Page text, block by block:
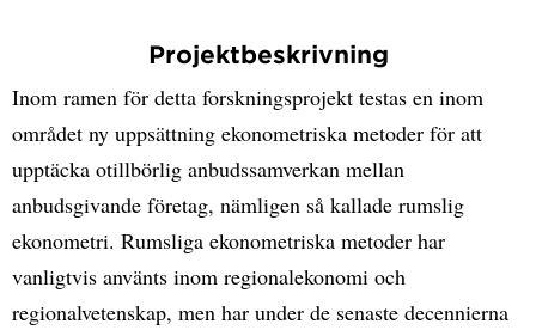
Projektbeskrivning
Inom ramen för detta forskningsprojekt testas en inom
området ny uppsättning ekonometriska metoder för att
upptäcka otillbörlig anbudssamverkan mellan
anbudsgivande företag, nämligen så kallade rumslig
ekonometri. Rumsliga ekonometriska metoder har
vanligtvis använts inom regionalekonomi och
regionalvetenskap, men har under de senaste decennierna